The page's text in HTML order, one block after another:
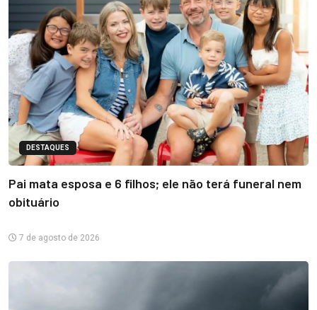
DESTAQUES
Pai mata esposa e 6 filhos; ele não terá funeral nem
obituário
7 de agosto de 2026